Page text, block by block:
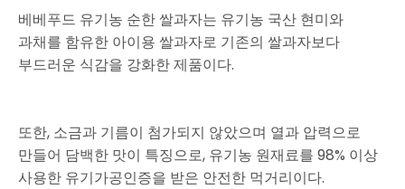
베베푸드 유기농 순한 쌀과자는 유기농 국산 현미와
과채를 함유한 아이용 쌀과자로 기존의 쌀과자보다
부드러운 식감을 강화한 제품이다.
또한, 소금과 기름이 첨가되지 않았으며 열과 압력으로
만들어 담백한 맛이 특징으로, 유기농 원재료를 98% 이상
사용한 유기가공인증을 받은 안전한 먹거리이다.